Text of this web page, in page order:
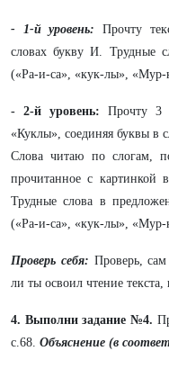
- 1-й уровень: Прочту
словах букву И. Трудные
(«Ра-и-са», «кук-лы», «Мур-
- 2-й уровень: Прочту 3
«Куклы», соединяя буквы в
Слова читаю по слогам,
прочитанное с
Трудные слова в
(«Ра-и-са», «кук-лы», «Мур-
Проверь себя: Проверь,
ли ты освоил чтение
4. Выполни задание №4.
с.68. Объяснение (в